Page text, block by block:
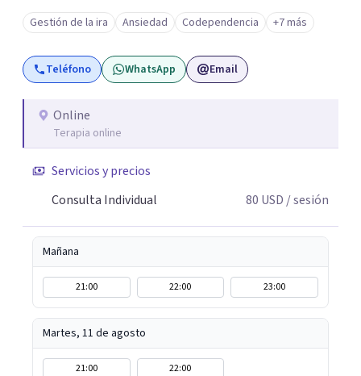
Crianza, Codependencia, Celos, entre otros. Cuento con
más de 12 años de experiencia en el área de la Salud
mental y he trabajado en distintos contextos clínicos con
niños, Adolescentes y Adultos
Gestión de la ira Ansiedad Codependencia +7 más
Teléfono WhatsApp Email
Online
Terapia online
Servicios y precios
Consulta Individual
80 USD / sesión
Mañana
21:00 22:00 23:00
Martes, 11 de agosto
21:00 22:00